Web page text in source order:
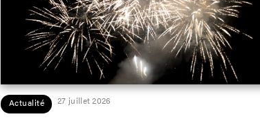
Actualité 27 juillet 2026